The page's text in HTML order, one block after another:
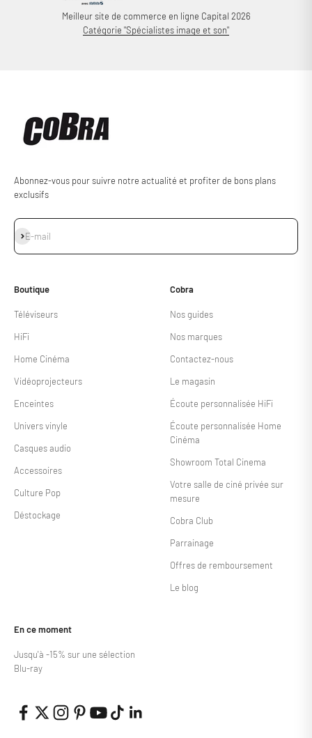
Meilleur site de commerce en ligne Capital 2026
Catégorie "Spécialistes image et son"
Abonnez-vous pour suivre notre actualité et profiter de bons plans
exclusifs
E-mail
S'inscrire
Boutique
Téléviseurs
HiFi
Home Cinéma
Vidéoprojecteurs
Enceintes
Univers vinyle
Casques audio
Accessoires
Culture Pop
Déstockage
Cobra
Nos guides
Nos marques
Contactez-nous
Le magasin
Écoute personnalisée HiFi
Écoute personnalisée Home
Cinéma
Showroom Total Cinema
Votre salle de ciné privée sur
mesure
Cobra Club
Parrainage
Offres de remboursement
Le blog
En ce moment
Jusqu'à -15% sur une sélection
Blu-ray